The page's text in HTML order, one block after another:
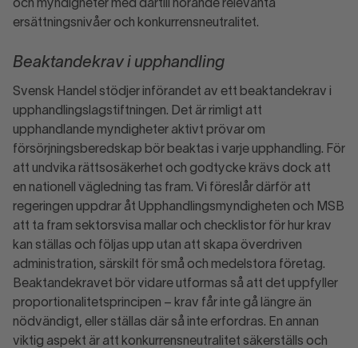
och myndigheter med därtill hörande relevanta
ersättningsnivåer och konkurrensneutralitet.
Beaktandekrav i upphandling
Svensk Handel stödjer införandet av ett beaktandekrav i
upphandlingslagstiftningen. Det är rimligt att
upphandlande myndigheter aktivt prövar om
försörjningsberedskap bör beaktas i varje upphandling. För
att undvika rättsosäkerhet och godtycke krävs dock att
en nationell vägledning tas fram. Vi föreslår därför att
regeringen uppdrar åt Upphandlingsmyndigheten och MSB
att ta fram sektorsvisa mallar och checklistor för hur krav
kan ställas och följas upp utan att skapa överdriven
administration, särskilt för små och medelstora företag.
Beaktandekravet bör vidare utformas så att det uppfyller
proportionalitetsprincipen – krav får inte gå längre än
nödvändigt, eller ställas där så inte erfordras. En annan
viktig aspekt är att konkurrensneutralitet säkerställs och